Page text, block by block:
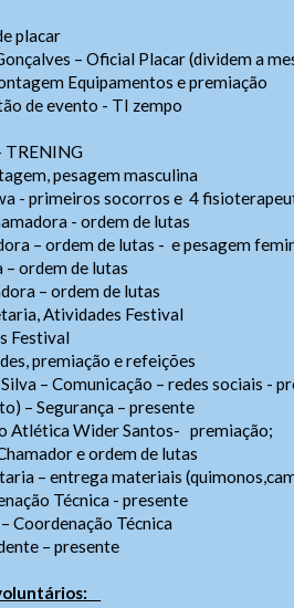
placar
– Oficial Placar (dividem a
Equipamentos e premiação
de evento - TI zempo
TRENING
pesagem masculina
- primeiros socorros e 4
- ordem de lutas
– ordem de lutas - e pesagem
– ordem de lutas
– ordem de lutas
Atividades Festival
Festival
premiação e refeições
– Comunicação – redes sociais -
– Segurança – presente
Atlética Wider Santos- premiação;
e ordem de lutas
– entrega materiais
Técnica - presente
Coordenação Técnica
– presente
tamanho normal.
o tamanho da fonte.
o tamanho da fonte.
cor do layout de escuro para claro e
Goiás, nº 1.149 SALA 01 , Centro
3590
9 9388-5282
/
Contatos
Anexar
Enviar